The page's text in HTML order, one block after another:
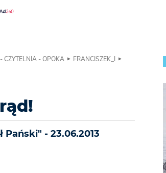
CZYTELNIA - OPOKA
FRANCISZEK_I
- 23.06.2013